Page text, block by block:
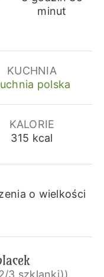
minut
KUCHNIA
polska
KALORIE
315 kcal
o wielkości
3 szklanki))